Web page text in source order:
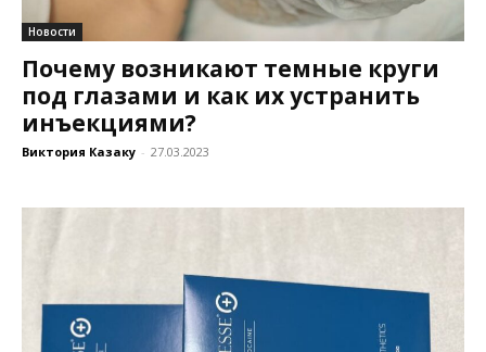
Новости
Почему возникают темные круги
под глазами и как их устранить
инъекциями?
Виктория Казаку - 27.03.2023